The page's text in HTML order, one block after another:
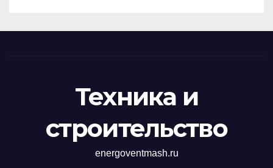
Техника и
строительство
energoventmash.ru